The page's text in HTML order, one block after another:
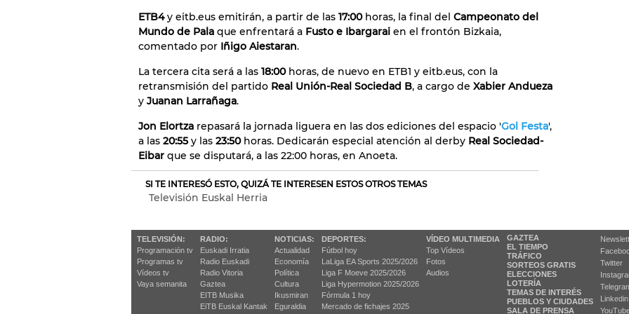
ETB4y eitb.eus emitirán, a partir de las 17:00horas, la final del Campeonato del
Mundo de Pala que enfrentará a Fusto e Ibargarai en el frontón Bizkaia,
comentado por Iñigo Aiestaran.
La tercera cita será a las 18:00horas, de nuevo en ETB1 y eitb.eus, con la
retransmisión del partido Real Unión-Real Sociedad B, a cargo de Xabier Andueza
y Juanan Larrañaga.
Jon Elortza repasará la jornada liguera en las dos ediciones del espacio 'Gol Festa',
a las 20:55y las 23:50horas. Dedicarán especial atención al derby Real Sociedad-
Eibar que se disputará, a las 22:00 horas, en Anoeta.
SI TE INTERESÓ ESTO, QUIZÁ TE INTERESEN ESTOS OTROS TEMAS
Televisión Euskal Herria
TELEVISIÓN:
Programación tv
Programas tv
Vídeos tv
Vaya semanita
RADIO:
Euskadi Irratia
Radio Euskadi
Radio Vitoria
Gaztea
EITB Musika
EiTB Euskal Kantak
NOTICIAS:
Actualidad
Economía
Política
Cultura
Ikusmiran
Eguraldia
DEPORTES:
Fútbol hoy
LaLiga EA Sports 2025/2026
Liga F Moeve 2025/2026
Liga Hypermotion 2025/2026
Fórmula 1 hoy
Mercado de fichajes 2025
VÍDEO MULTIMEDIA
Top Vídeos
Fotos
Audios
GAZTEA
EL TIEMPO
TRÁFICO
SORTEOS GRATIS
ELECCIONES
LOTERÍA
TEMAS DE INTERÉS
PUEBLOS Y CIUDADES
SALA DE PRENSA
Twitter
Linkedin